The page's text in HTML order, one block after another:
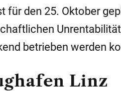
für den 25. Oktober
betrieben werden
Linz